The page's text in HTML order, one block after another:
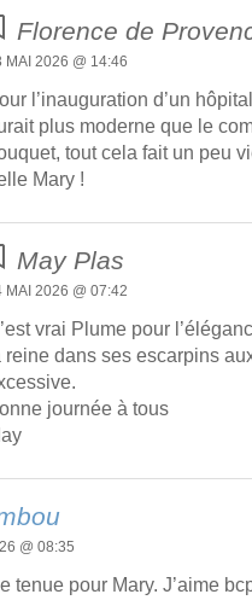
Florence de
MAI 2026 @ 14:46
l’inauguration d’un
plus moderne que le
tout cela fait un peu
Mary !
May Plas
MAI 2026 @ 07:42
vrai Plume pour
reine dans ses escarpins
journée à tous
@ 08:35
tenue pour Mary. J’aime